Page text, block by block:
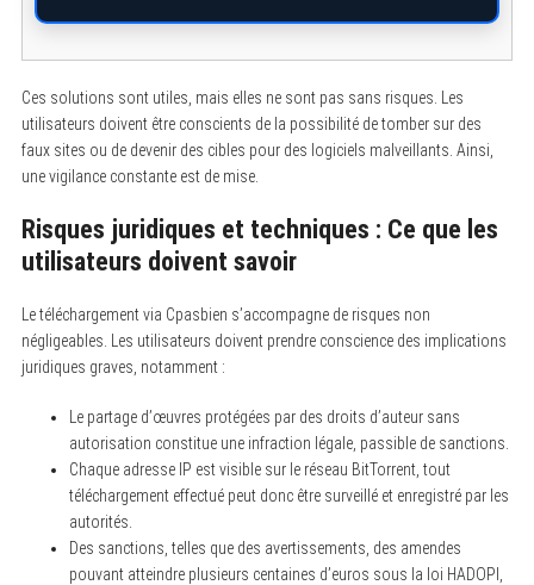
Ces solutions sont utiles, mais elles ne sont pas sans risques. Les
utilisateurs doivent être conscients de la possibilité de tomber sur des
faux sites ou de devenir des cibles pour des logiciels malveillants. Ainsi,
une vigilance constante est de mise.
Risques juridiques et techniques : Ce que les
utilisateurs doivent savoir
Le téléchargement via Cpasbien s’accompagne de risques non
négligeables. Les utilisateurs doivent prendre conscience des implications
juridiques graves, notamment :
Le partage d’œuvres protégées par des droits d’auteur sans
autorisation constitue une infraction légale, passible de sanctions.
Chaque adresse IP est visible sur le réseau BitTorrent, tout
téléchargement effectué peut donc être surveillé et enregistré par les
autorités.
Des sanctions, telles que des avertissements, des amendes
pouvant atteindre plusieurs centaines d’euros sous la loi HADOPI,
e
a
r
h
o
r